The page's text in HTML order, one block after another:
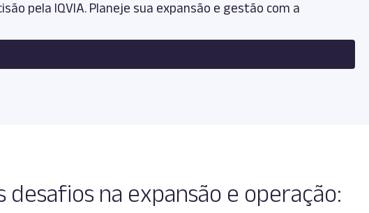
pela IQVIA. Planeje sua expansão e gestão com a
na expansão e operação: